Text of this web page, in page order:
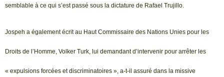
semblable à ce qui s’est passé sous la dictature de Rafael Trujillo.
Jospeh a également écrit au Haut Commissaire des Nations Unies pour les
Droits de l’Homme, Volker Turk, lui demandant d’intervenir pour arrêter les
« expulsions forcées et discriminatoires », a-t-il assuré dans la missive